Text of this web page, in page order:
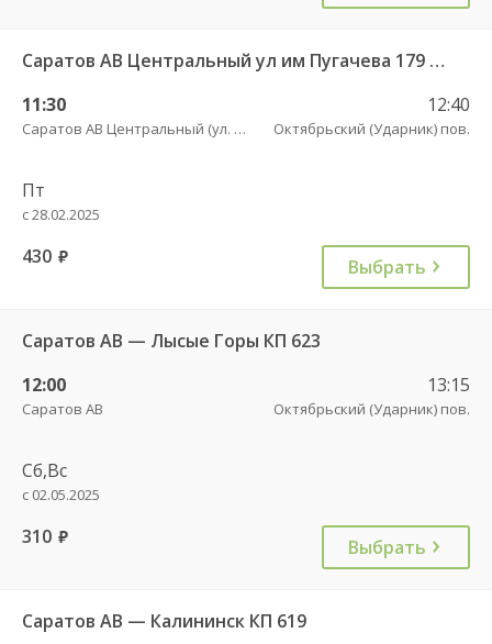
Саратов АВ Центральный ул им Пугачева 179 А — Балашов (Привокзальная площадь 7) 603-1
11:30
Саратов АВ Центральный (ул. им. Пугачева, 179 А)
12:40
Октябрьский (Ударник) пов.
Пт
с 28.02.2025
430 руб. Выбрать
Саратов АВ — Лысые Горы КП 623
12:00
Саратов АВ
13:15
Октябрьский (Ударник) пов.
Сб,Вс
с 02.05.2025
310 руб. Выбрать
Саратов АВ — Калининск КП 619